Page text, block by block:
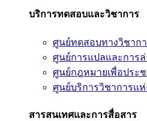
บริการทดสอบและวิชาการ
ศูนย์ทดสอบทางวิชาก
ศูนย์การแปลและการ
ศูนย์กฎหมายเพื่อประ
ศูนย์บริการวิชาการแ
สารสนเทศและการสื่อสาร